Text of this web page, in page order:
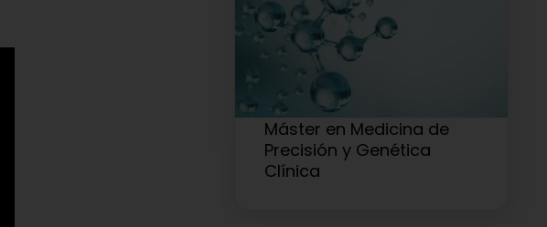
Máster en Medicina de
Precisión y Genética
Clínica